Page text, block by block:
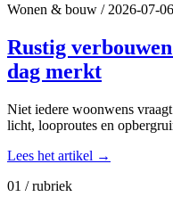
Wonen & bouw /2026-07-06
Rustig
dag merkt
Niet iedere woonwens
licht, looproutes en
Lees het artikel →
01 / rubriek